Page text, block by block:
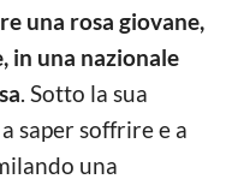
una rosa giovane,
in una nazionale
. Sotto la sua
saper soffrire e a
una